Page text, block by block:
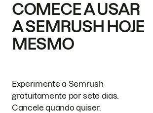
COMECE A USAR
A SEMRUSH HOJE
MESMO
Experimente a Semrush
gratuitamente por sete dias.
Cancele quando quiser.